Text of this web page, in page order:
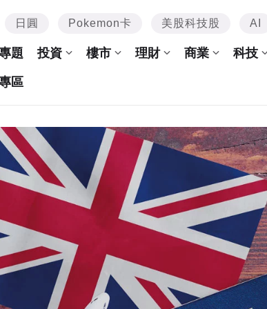
日圓 Pokemon卡 美股科技股 AI
題 投資 樓市 理財 商業 科技
區